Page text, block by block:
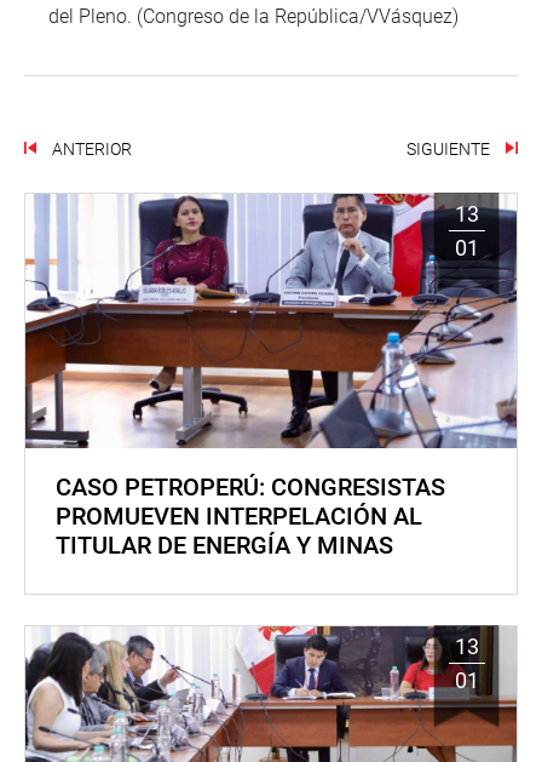
del Pleno. (Congreso de la República/VVásquez)
ANTERIOR SIGUIENTE
13
01
CASO PETROPERÚ: CONGRESISTAS
PROMUEVEN INTERPELACIÓN AL
TITULAR DE ENERGÍA Y MINAS
13
01